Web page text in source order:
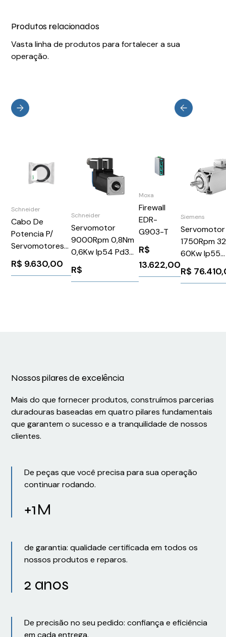
Produtos relacionados
Vasta linha de produtos para fortalecer a sua
operação.
Schneider
Cabo De
Potencia P/
Servomotores
10M - Schneider
VW3M5103R100
R$ 9.630,00
Schneider
Servomotor
9000Rpm 0,8Nm
0,6Kw Ip54 Pd3
Sh3 Schneider
SH30552P11A2100
R$
Moxa
Firewall
EDR-
G903-T
R$
13.622,00
Siemens
Servomotor
1750Rpm
60Kw Ip55
Siemens
R$
Nossos pilares de excelência
Mais do que fornecer produtos, construímos parcerias
duradouras baseadas em quatro pilares fundamentais
que garantem o sucesso e a tranquilidade de nossos
clientes.
De peças que você precisa para sua operação
continuar rodando.
+1M
de garantia: qualidade certificada em todos os
nossos produtos e reparos.
2 anos
De precisão no seu pedido: confiança e eficiência
em cada entrega.